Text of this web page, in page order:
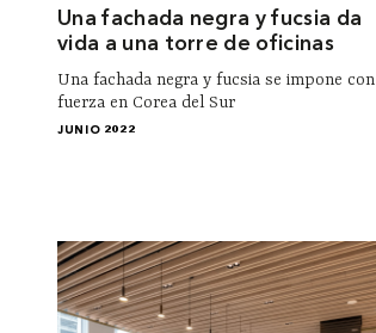
Una fachada negra y fucsia da
vida a una torre de oficinas
Una fachada negra y fucsia se impone con
fuerza en Corea del Sur
JUNIO 2022